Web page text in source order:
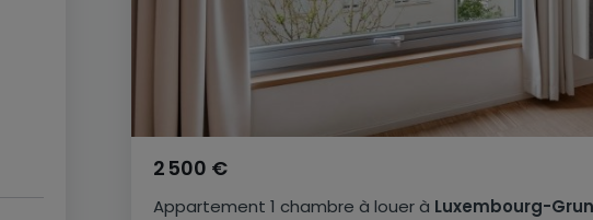
Appartement 1 chambre à louerà Luxembourg-
2 500 €